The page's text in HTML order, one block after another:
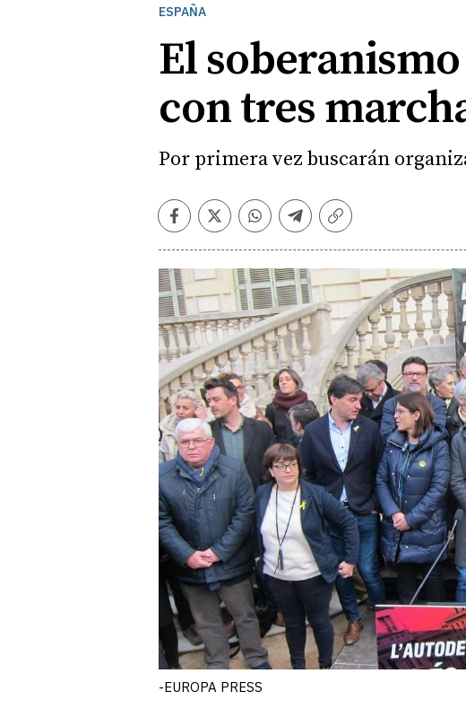
ESPAÑA
El
con tres
Por primera vez buscarán
Facebook
TwitterWhatsapp
Telegram
Copiar
-EUROPA PRESS